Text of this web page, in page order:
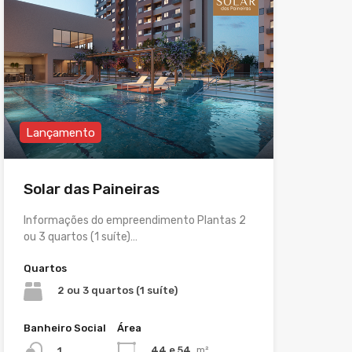
Lançamento
Solar das Paineiras
Informações do empreendimento Plantas 2
ou 3 quartos (1 suíte)…
Quartos
2 ou 3 quartos (1 suíte)
Banheiro Social
Área